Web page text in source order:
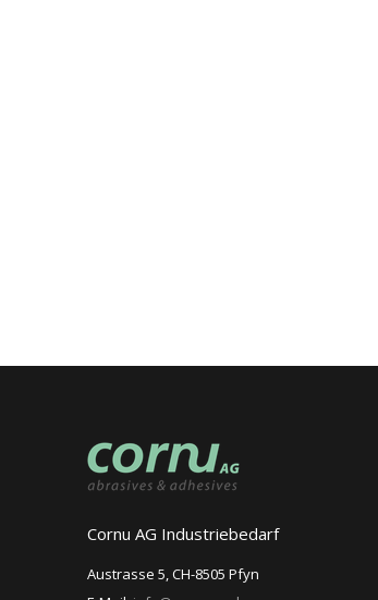
Cornu AG Industriebedarf
Austrasse 5, CH-8505 Pfyn